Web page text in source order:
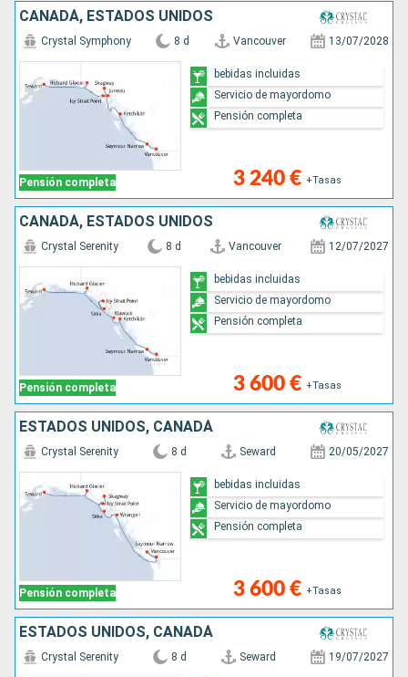
CANADÁ, ESTADOS UNIDOS
Pensión completa
Crystal Symphony 8 d Vancouver 13/07/2028
3 240 € +Tasas
bebidas incluidas
Servicio de mayordomo
Pensión completa
CANADÁ, ESTADOS UNIDOS
Pensión completa
Crystal Serenity 8 d Vancouver 12/07/2027
3 600 € +Tasas
bebidas incluidas
Servicio de mayordomo
Pensión completa
ESTADOS UNIDOS, CANADÁ
Pensión completa
Crystal Serenity 8 d Seward 20/05/2027
3 600 € +Tasas
bebidas incluidas
Servicio de mayordomo
Pensión completa
ESTADOS UNIDOS, CANADÁ
Crystal Serenity 8 d Seward 19/07/2027